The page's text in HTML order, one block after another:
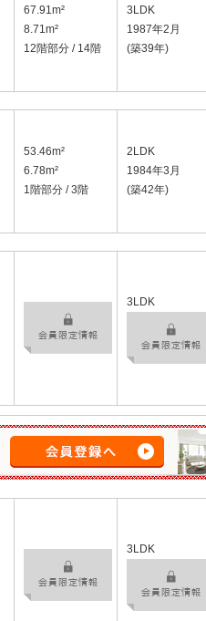
67.91m²
8.71m²
12階部分 / 14階
3LDK
1987年2月
(築39年)
53.46m²
6.78m²
1階部分 / 3階
2LDK
1984年3月
(築42年)
3LDK
3LDK